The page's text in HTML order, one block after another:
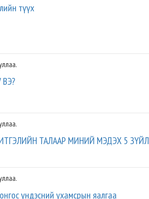
түүх
ТАЛААР МИНИЙ МЭДЭХ 5 ЗҮЙЛ
үндэсний ухамсрын яалгаа